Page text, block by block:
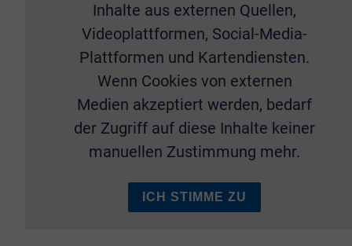
Inhalte aus externen Quellen,
Videoplattformen, Social-Media-
Plattformen und Kartendiensten.
Wenn Cookies von externen
Medien akzeptiert werden, bedarf
der Zugriff auf diese Inhalte keiner
manuellen Zustimmung mehr.
ICH STIMME ZU